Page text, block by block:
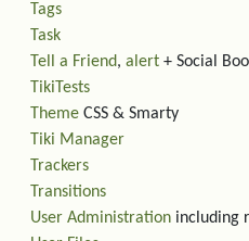
Tags
Task
Tell a Friend, alert + Social
TikiTests
Theme CSS & Smarty
Tiki Manager
Trackers
Transitions
User Administration including